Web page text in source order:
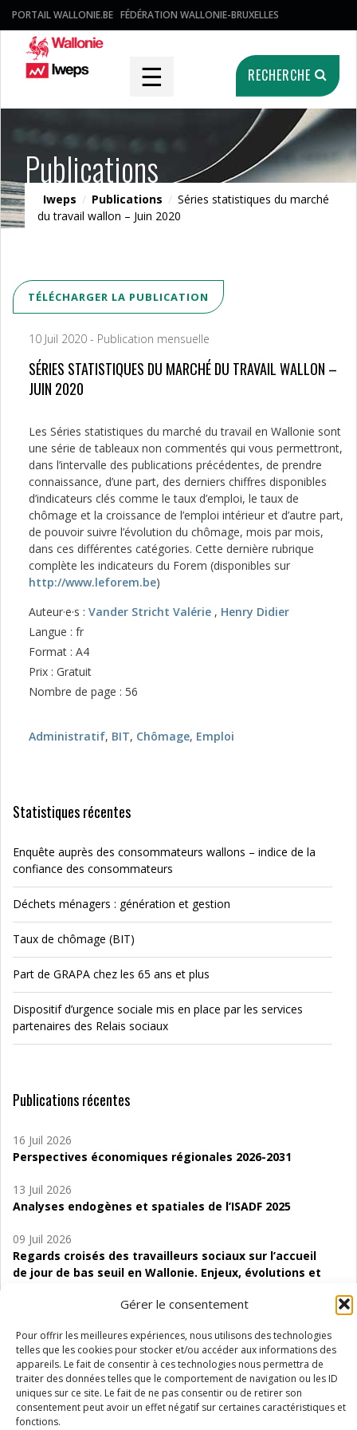
Gérer le consentement
Pour offrir les meilleures expériences, nous utilisons des technologies
telles que les cookies pour stocker et/ou accéder aux informations des
appareils. Le fait de consentir à ces technologies nous permettra de
traiter des données telles que le comportement de navigation ou les ID
uniques sur ce site. Le fait de ne pas consentir ou de retirer son
consentement peut avoir un effet négatif sur certaines caractéristiques et
fonctions.
PORTAIL WALLONIE.BE FÉDÉRATION WALLONIE-BRUXELLES
☰ RECHERCHE
Publications
Iweps / Publications / Séries statistiques du marché
du travail wallon – Juin 2020
TÉLÉCHARGER LA PUBLICATION
10 Juil 2020 - Publication mensuelle
SÉRIES STATISTIQUES DU MARCHÉ DU TRAVAIL WALLON –
JUIN 2020
Les Séries statistiques du marché du travail en Wallonie sont
une série de tableaux non commentés qui vous permettront,
dans l’intervalle des publications précédentes, de prendre
connaissance, d’une part, des derniers chiffres disponibles
d’indicateurs clés comme le taux d’emploi, le taux de
chômage et la croissance de l’emploi intérieur et d’autre part,
de pouvoir suivre l’évolution du chômage, mois par mois,
dans ces différentes catégories. Cette dernière rubrique
complète les indicateurs du Forem (disponibles sur
http://www.leforem.be)
Auteur·e·s : Vander Stricht Valérie , Henry Didier
Langue : fr
Format : A4
Prix : Gratuit
Nombre de page : 56
Administratif, BIT, Chômage, Emploi
Statistiques récentes
Enquête auprès des consommateurs wallons – indice de la
confiance des consommateurs
Déchets ménagers : génération et gestion
Taux de chômage (BIT)
Part de GRAPA chez les 65 ans et plus
Dispositif d’urgence sociale mis en place par les services
partenaires des Relais sociaux
Publications récentes
16 Juil 2026
Perspectives économiques régionales 2026-2031
13 Juil 2026
Analyses endogènes et spatiales de l’ISADF 2025
09 Juil 2026
Regards croisés des travailleurs sociaux sur l’accueil
de jour de bas seuil en Wallonie. Enjeux, évolutions et
Étude d’évaluabilité des Structures
d’accompagnement à l’autocréation d’emploi (SAACE)
01 Juil 2026
Pénurie du personnel infirmier :quels indicateurs
d’offre de soins pour comprendre la situation en